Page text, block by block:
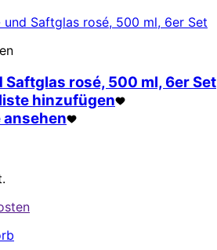
rosé, 500 ml, 6er Set
hinzufügen